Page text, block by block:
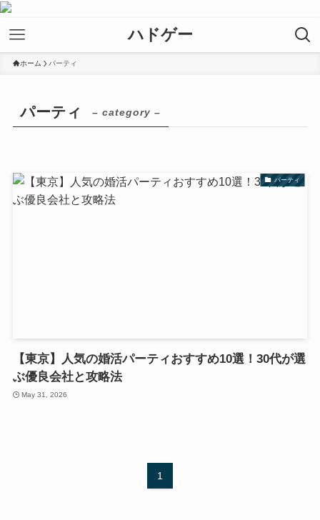
ハドゲー
ホーム パーティ
パーティ – category –
パーティ
【東京】人気の婚活パーティおすすめ10選！30代が選
ぶ優良会社と攻略法
May 31, 2026
1